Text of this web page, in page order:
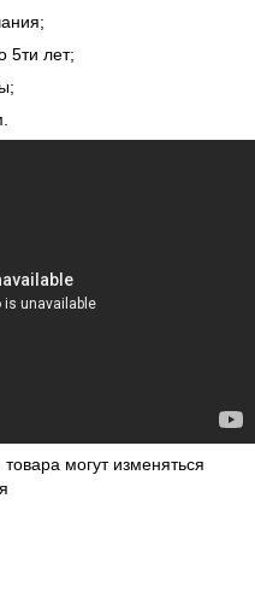
5ти лет;
могут изменяться